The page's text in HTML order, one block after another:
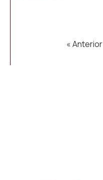
« Anterior